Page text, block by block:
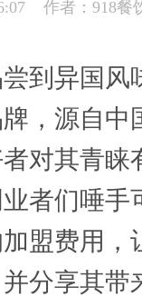
作者：918餐
异国风
，源自中
对其青睐
者们唾手
盟费用，
分享其带